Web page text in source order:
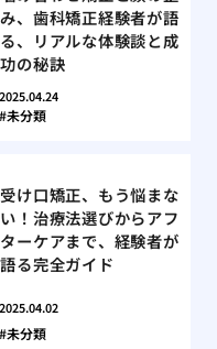
み、歯科矯正経験者が語
る、リアルな体験談と成
功の秘訣
2025.04.24
未分類
受け口矯正、もう悩まな
い！治療法選びからアフ
ターケアまで、経験者が
語る完全ガイド
2025.04.02
未分類